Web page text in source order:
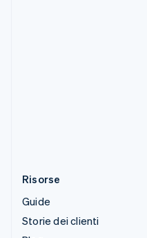
Risorse
Guide
Storie dei clienti